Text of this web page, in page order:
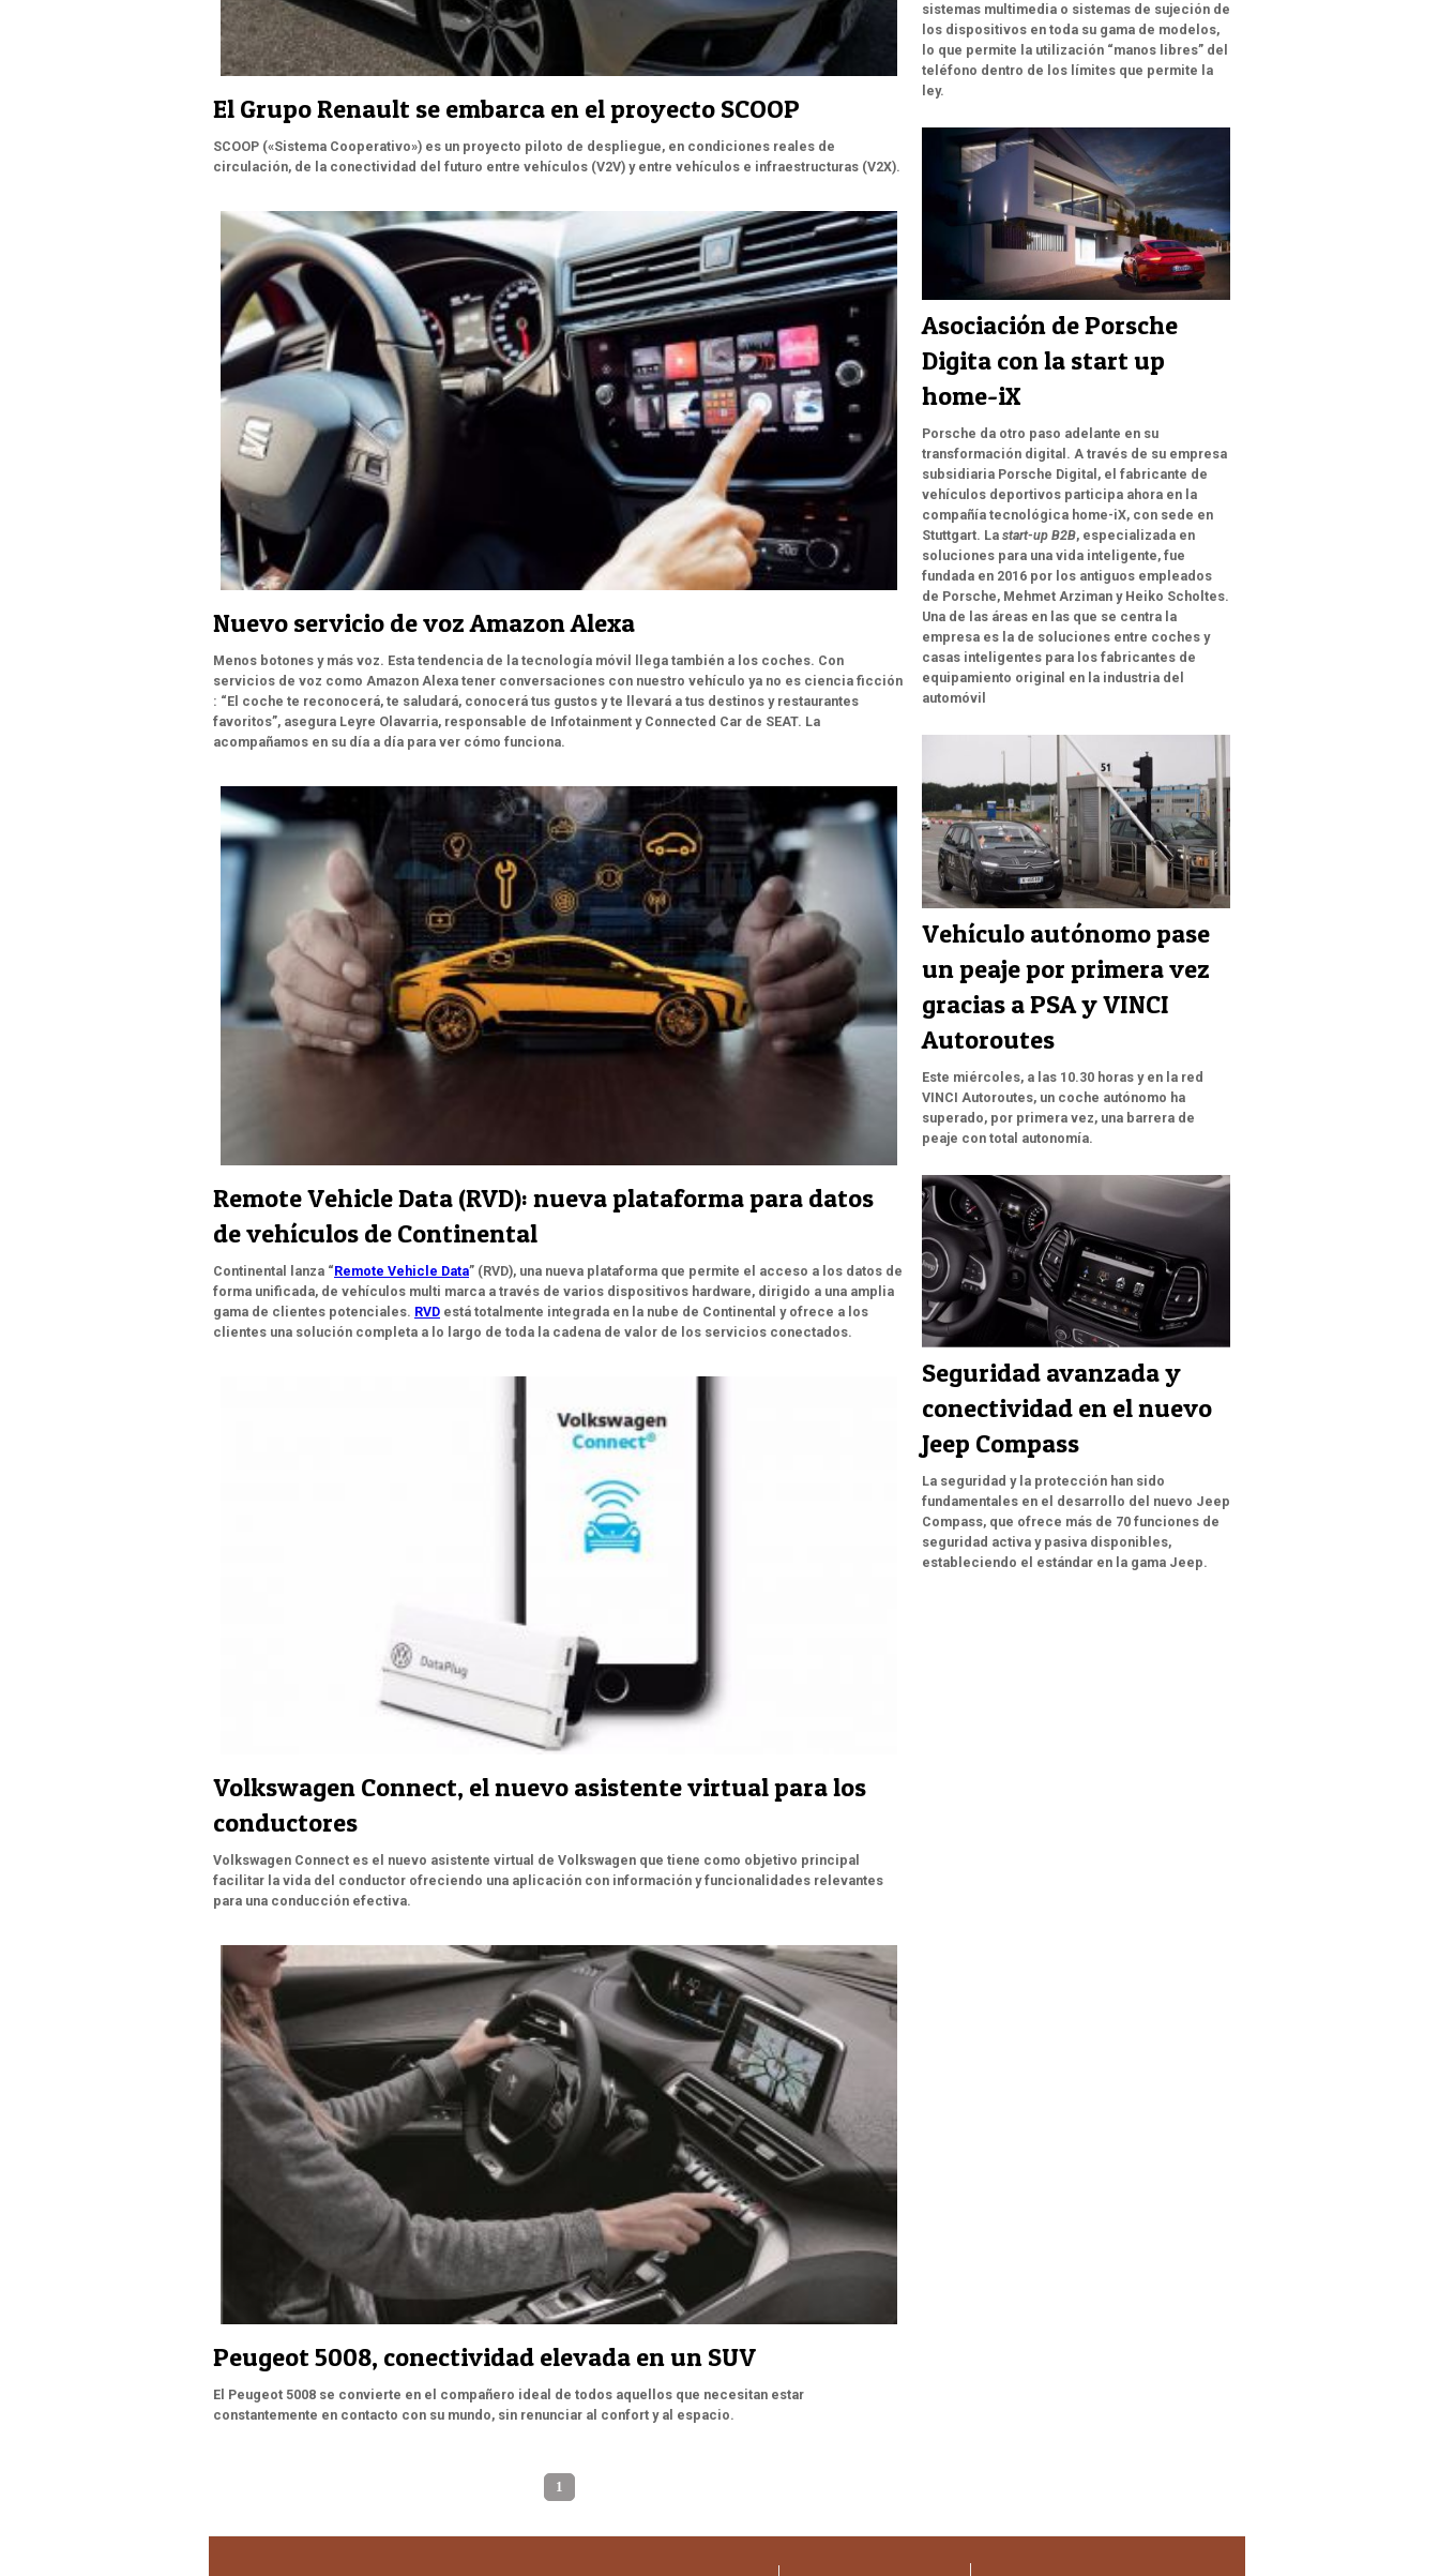
El Grupo Renault se embarca en el proyecto SCOOP
SCOOP («Sistema Cooperativo») es un proyecto piloto de despliegue, en condiciones reales de
circulación, de la conectividad del futuro entre vehículos (V2V) y entre vehículos e infraestructuras (V2X).
Nuevo servicio de voz Amazon Alexa
Menos botones y más voz. Esta tendencia de la tecnología móvil llega también a los coches. Con
servicios de voz como Amazon Alexa tener conversaciones con nuestro vehículo ya no es ciencia ficción
: “El coche te reconocerá, te saludará, conocerá tus gustos y te llevará a tus destinos y restaurantes
favoritos”, asegura Leyre Olavarria, responsable de Infotainment y Connected Car de SEAT. La
acompañamos en su día a día para ver cómo funciona.
Remote Vehicle Data (RVD): nueva plataforma para datos
de vehículos de Continental
Continental lanza “Remote Vehicle Data” (RVD), una nueva plataforma que permite el acceso a los datos de
forma unificada, de vehículos multi marca a través de varios dispositivos hardware, dirigido a una amplia
gama de clientes potenciales. RVD está totalmente integrada en la nube de Continental y ofrece a los
clientes una solución completa a lo largo de toda la cadena de valor de los servicios conectados.
Volkswagen Connect, el nuevo asistente virtual para los
conductores
Volkswagen Connect es el nuevo asistente virtual de Volkswagen que tiene como objetivo principal
facilitar la vida del conductor ofreciendo una aplicación con información y funcionalidades relevantes
para una conducción efectiva.
Peugeot 5008, conectividad elevada en un SUV
El Peugeot 5008 se convierte en el compañero ideal de todos aquellos que necesitan estar
constantemente en contacto con su mundo, sin renunciar al confort y al espacio.
1
sistemas multimedia o sistemas de sujeción de
los dispositivos en toda su gama de modelos,
lo que permite la utilización “manos libres” del
teléfono dentro de los límites que permite la
ley.
Asociación de Porsche
Digita con la start up
home-iX
Porsche da otro paso adelante en su
transformación digital. A través de su empresa
subsidiaria Porsche Digital, el fabricante de
vehículos deportivos participa ahora en la
compañía tecnológica home-iX, con sede en
Stuttgart. La start-up B2B, especializada en
soluciones para una vida inteligente, fue
fundada en 2016 por los antiguos empleados
de Porsche, Mehmet Arziman y Heiko Scholtes.
Una de las áreas en las que se centra la
empresa es la de soluciones entre coches y
casas inteligentes para los fabricantes de
equipamiento original en la industria del
automóvil
Vehículo autónomo pase
un peaje por primera vez
gracias a PSA y VINCI
Autoroutes
Este miércoles, a las 10.30 horas y en la red
VINCI Autoroutes, un coche autónomo ha
superado, por primera vez, una barrera de
peaje con total autonomía.
Seguridad avanzada y
conectividad en el nuevo
Jeep Compass
La seguridad y la protección han sido
fundamentales en el desarrollo del nuevo Jeep
Compass, que ofrece más de 70 funciones de
seguridad activa y pasiva disponibles,
estableciendo el estándar en la gama Jeep.